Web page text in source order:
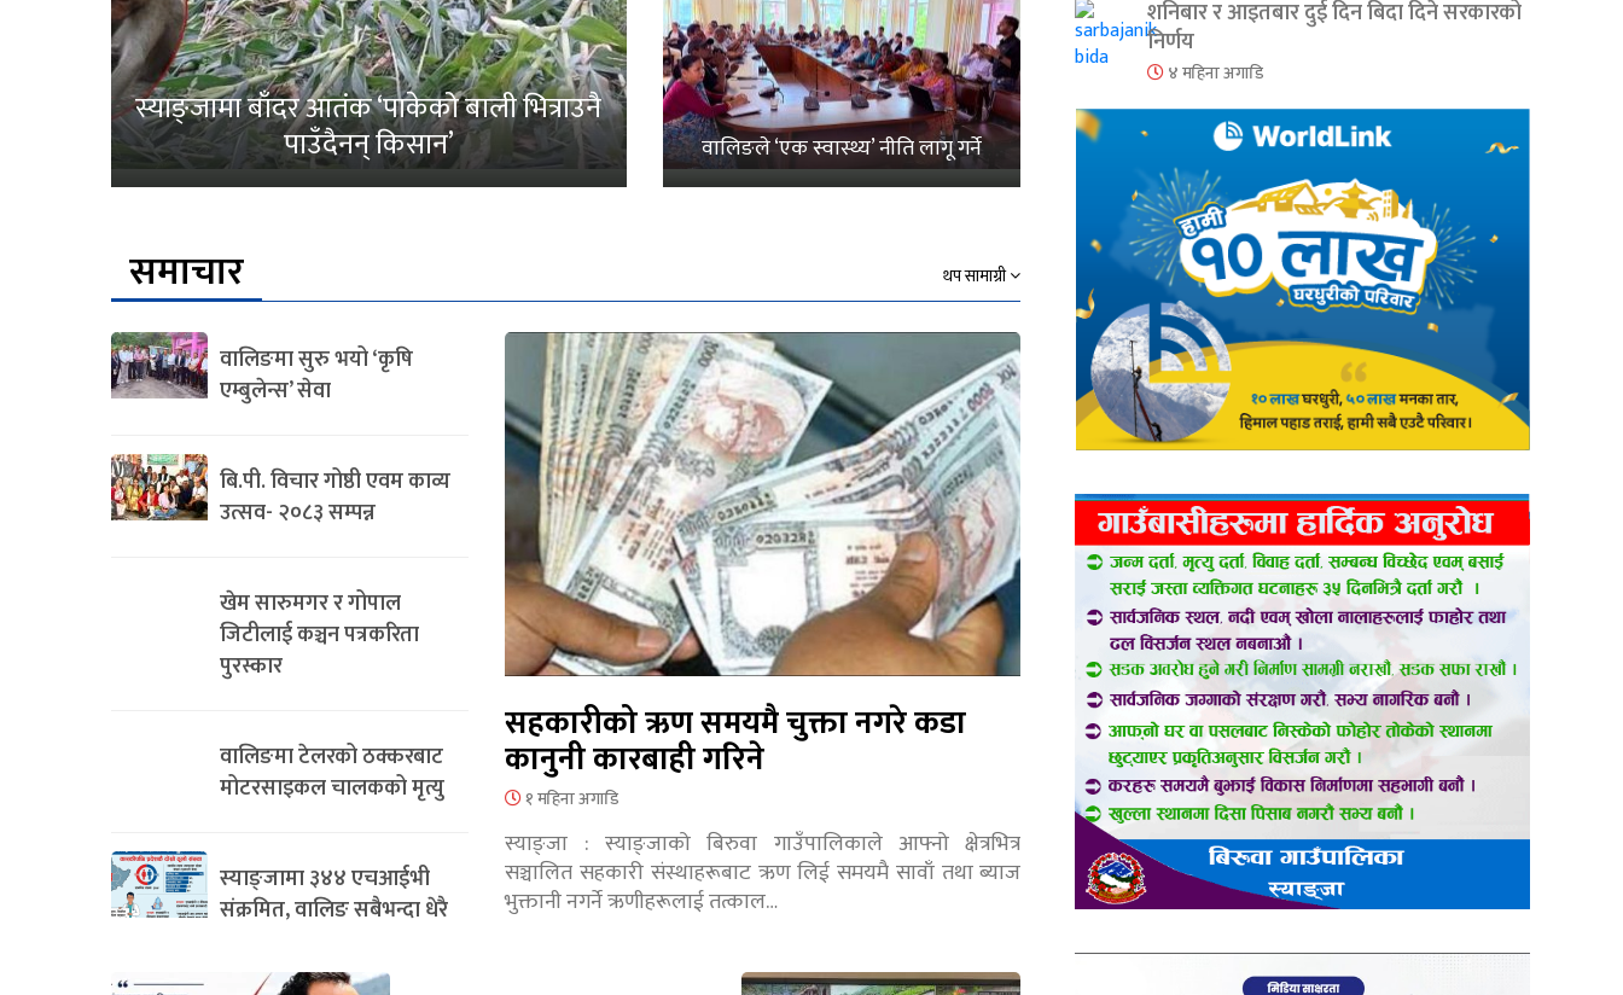
स्याङ्जामा बाँदर आतंक ‘पाकेको बाली भित्राउनै
पाउँदैनन् किसान’ वालिङले ‘एक स्वास्थ्य’ नीति लागू गर्ने
समाचार थप सामाग्री
वालिङमा सुरु भयो ‘कृषि
एम्बुलेन्स’ सेवा
बि.पी. विचार गोष्ठी एवम काव्य
उत्सव- २०८३ सम्पन्न
खेम सारुमगर र गोपाल
जिटीलाई कञ्चन पत्रकरिता
पुरस्कार
वालिङमा टेलरको ठक्करबाट
मोटरसाइकल चालकको मृत्यु
स्याङ्जामा ३४४ एचआईभी
संक्रमित, वालिङ सबैभन्दा धेरै
सहकारीको ऋण समयमै चुक्ता नगरे कडा
कानुनी कारबाही गरिने
१ महिना अगाडि
स्याङ्जा : स्याङ्जाको बिरुवा गाउँपालिकाले आफ्नो क्षेत्रभित्र
सञ्चालित सहकारी संस्थाहरूबाट ऋण लिई समयमै सावाँ तथा ब्याज
भुक्तानी नगर्ने ऋणीहरूलाई तत्काल…
शनिबार र आइतबार दुई दिन बिदा दिने सरकारको
निर्णय
४ महिना अगाडि